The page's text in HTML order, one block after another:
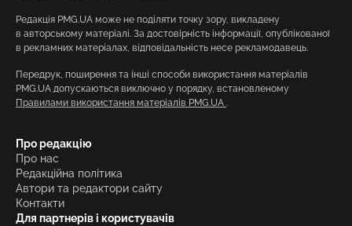
Редакція PMG.UA може не поділяти точку зору, викладену
в авторському матеріалі. За достовірність інформації, опублікованої
в рекламних матеріалах, відповідальність несе рекламодавець.
Передрук, поширення та інші способи використання матеріалів
PMG.UA допускаються виключно у порядку, встановленому
Правилами використання матеріалів PMG.UA .
Про редакцію
Про нас
Редакційна політика
Автори та редактори сайту
Контакти
Для партнерів і користувачів